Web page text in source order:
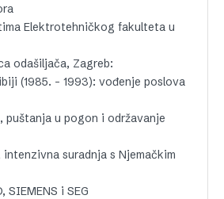
Elektrotehničkog fakulteta u
odašiljača, Zagreb:
(1985. – 1993): vođenje poslova
puštanja u pogon i održavanje
intenzivna suradnja s Njemačkim
SIEMENS i SEG